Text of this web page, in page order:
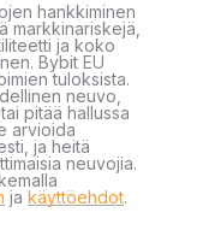
hankkiminen
markkinariskejä,
ja koko
Bybit EU
tuloksista.
neuvo,
pitää hallussa
arvioida
ja heitä
neuvojia.
ja käyttöehdot.